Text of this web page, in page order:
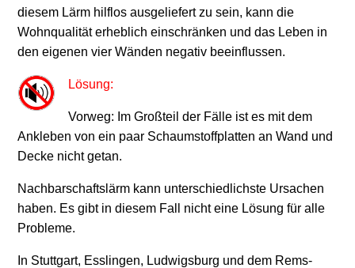
diesem Lärm hilflos ausgeliefert zu sein, kann die
Wohnqualität erheblich einschränken und das Leben in
den eigenen vier Wänden negativ beeinflussen.
Lösung:
Vorweg: Im Großteil der Fälle ist es mit dem
Ankleben von ein paar Schaumstoffplatten an Wand und
Decke nicht getan.
Nachbarschaftslärm kann unterschiedlichste Ursachen
haben. Es gibt in diesem Fall nicht eine Lösung für alle
Probleme.
In Stuttgart, Esslingen, Ludwigsburg und dem Rems-